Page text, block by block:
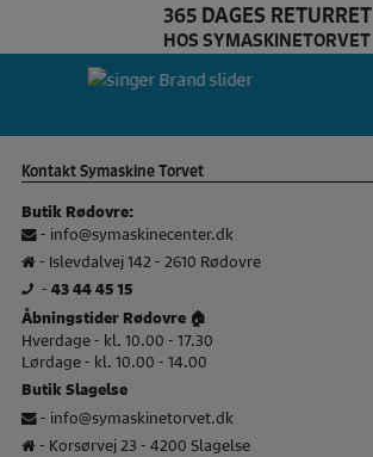
365 DAGES RETURRET
HOS SYMASKINETORVET
Pfaff Brand slider
Kontakt Symaskine Torvet
Butik Rødovre:
- info@symaskinecenter.dk
- Islevdalvej 142 - 2610 Rødovre
- 43 44 45 15
Åbningstider Rødovre 🏠
Hverdage - kl. 10.00 - 17.30
Lørdage - kl. 10.00 - 14.00
Butik Slagelse
- info@symaskinetorvet.dk
- Korsørvej 23 - 4200 Slagelse